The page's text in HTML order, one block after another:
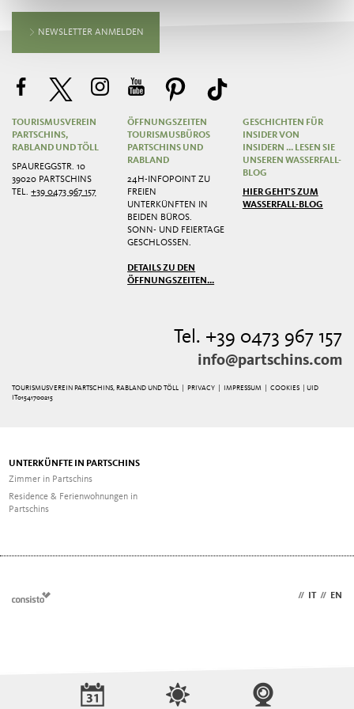
NEWSLETTER ANMELDEN
TOURISMUSVEREIN
PARTSCHINS,
RABLAND UND TÖLL
SPAUREGGSTR. 10
39020 PARTSCHINS
TEL.+39 0473 967 157
ÖFFNUNGSZEITEN
TOURISMUSBÜROS
PARTSCHINS UND
RABLAND
24H-INFOPOINT ZU
FREIEN
UNTERKÜNFTEN IN
BEIDEN BÜROS.
SONN- UND FEIERTAGE
GESCHLOSSEN.
DETAILS ZU DEN
ÖFFNUNGSZEITEN...
GESCHICHTEN FÜR
INSIDER VON
INSIDERN ... LESEN SIE
UNSEREN WASSERFALL-
BLOG
HIER GEHT'S ZUM
WASSERFALL-BLOG
Tel. +39 0473 967 157
info@partschins.com
TOURISMUSVEREIN PARTSCHINS, RABLAND UND TÖLL | PRIVACY IMPRESSUM |COOKIES
| UID
IT01541700215
UNTERKÜNFTE IN PARTSCHINS
Zimmer in Partschins
Residence & Ferienwohnungen in
Partschins
// // EN